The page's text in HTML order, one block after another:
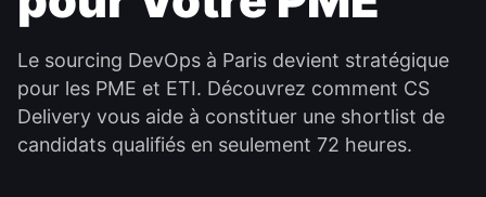
Le sourcing DevOps à Paris devient stratégique
pour les PME et ETI. Découvrez comment CS
Delivery vous aide à constituer une shortlist de
candidats qualifiés en seulement 72 heures.